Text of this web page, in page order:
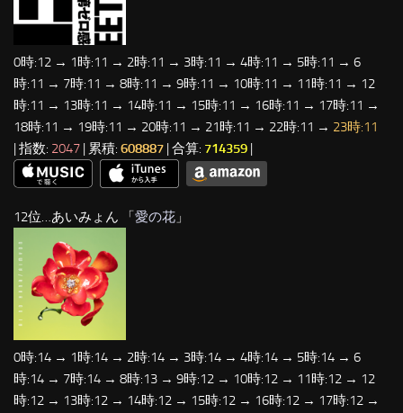
0時:12 → 1時:11 → 2時:11 → 3時:11 → 4時:11 → 5時:11 → 6
時:11 → 7時:11 → 8時:11 → 9時:11 → 10時:11 → 11時:11 → 12
時:11 → 13時:11 → 14時:11 → 15時:11 → 16時:11 → 17時:11 →
18時:11 → 19時:11 → 20時:11 → 21時:11 → 22時:11 → 23時:11
| 指数: 2047 | 累積: 608887 | 合算: 714359 |
12位…あいみょん 「愛の花 」
0時:14 → 1時:14 → 2時:14 → 3時:14 → 4時:14 → 5時:14 → 6
時:14 → 7時:14 → 8時:13 → 9時:12 → 10時:12 → 11時:12 → 12
時:12 → 13時:12 → 14時:12 → 15時:12 → 16時:12 → 17時:12 →